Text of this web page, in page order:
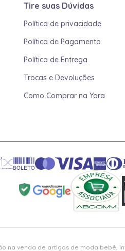
Tire suas Dúvidas
Política de privacidade
Política de Pagamento
Política de Entrega
Trocas e Devoluções
Como Comprar na Yora
na venda de artigos de moda